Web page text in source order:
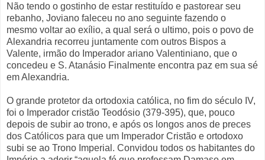
Não tendo o gostinho de estar restituído e pastorear seu
rebanho, Joviano faleceu no ano seguinte fazendo o
mesmo voltar ao exílio, a qual será o ultimo, pois o povo de
Alexandria recorreu juntamente com outros Bispos a
Valente, irmão do Imperador ariano Valentiniano, que o
concedeu e S. Atanásio Finalmente encontra paz em sua sé
em Alexandria.
O grande protetor da ortodoxia católica, no fim do século IV,
foi o Imperador cristão Teodósio (379-395), que, pouco
depois de subir ao trono, e após os longos anos de preces
dos Católicos para que um Imperador Cristão e ortodoxo
subi se ao Trono Imperial. Convidou todos os habitantes do